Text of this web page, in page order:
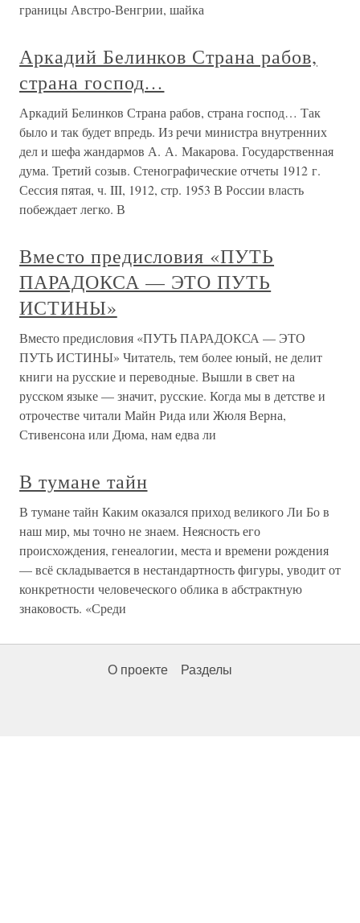
границы Австро-Венгрии, шайка
Аркадий Белинков Страна рабов,
страна господ…
Аркадий Белинков Страна рабов, страна господ… Так
было и так будет впредь. Из речи министра внутренних
дел и шефа жандармов А. А. Макарова. Государственная
дума. Третий созыв. Стенографические отчеты 1912 г.
Сессия пятая, ч. III, 1912, стр. 1953 В России власть
побеждает легко. В
Вместо предисловия «ПУТЬ
ПАРАДОКСА — ЭТО ПУТЬ
ИСТИНЫ»
Вместо предисловия «ПУТЬ ПАРАДОКСА — ЭТО
ПУТЬ ИСТИНЫ» Читатель, тем более юный, не делит
книги на русские и переводные. Вышли в свет на
русском языке — значит, русские. Когда мы в детстве и
отрочестве читали Майн Рида или Жюля Верна,
Стивенсона или Дюма, нам едва ли
В тумане тайн
В тумане тайн Каким оказался приход великого Ли Бо в
наш мир, мы точно не знаем. Неясность его
происхождения, генеалогии, места и времени рождения
— всё складывается в нестандартность фигуры, уводит от
конкретности человеческого облика в абстрактную
знаковость. «Среди
О проекте Разделы